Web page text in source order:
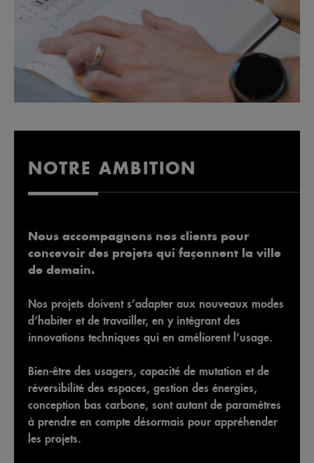
NOTRE AMBITION
Nous accompagnons nos clients pour
concevoir des projets qui façonnent la ville
de demain.
Nos projets doivent s’adapter aux nouveaux modes
d’habiter et de travailler, en y intégrant des
innovations techniques qui en améliorent l’usage.
Bien-être des usagers, capacité de mutation et de
réversibilité des espaces, gestion des énergies,
conception bas carbone, sont autant de paramètres
à prendre en compte désormais pour appréhender
les projets.